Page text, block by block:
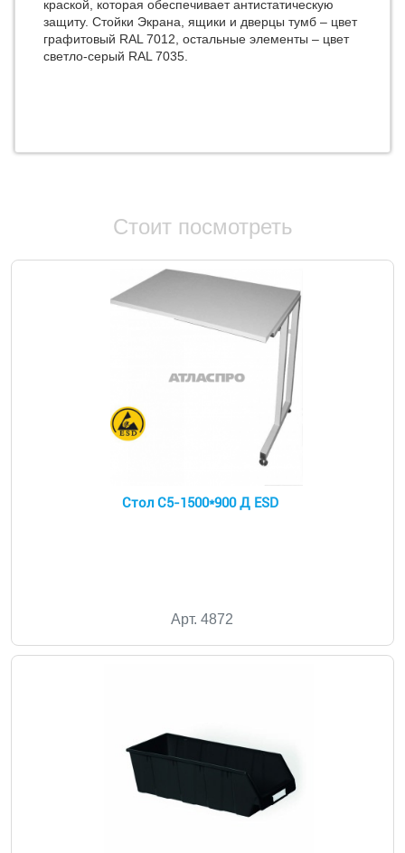
краской, которая обеспечивает антистатическую
защиту. Стойки Экрана, ящики и дверцы тумб – цвет
графитовый RAL 7012, остальные элементы – цвет
светло-серый RAL 7035.
Стоит посмотреть
Стол С5-1500*900 Д ESD
Арт. 4872